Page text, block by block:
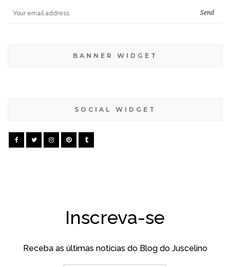
BANNER WIDGET
SOCIAL WIDGET
Inscreva-se
Receba as últimas notícias do Blog do Juscelino